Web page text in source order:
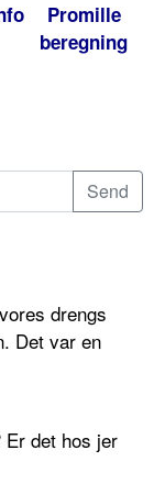
Promille
beregning
drengs
Det var en
Er det hos jer